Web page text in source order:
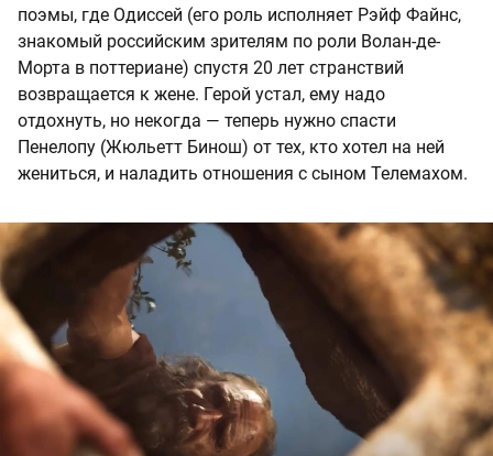
поэмы, где Одиссей (его роль исполняет Рэйф Файнс,
знакомый российским зрителям по роли Волан-де-
Морта в поттериане) спустя 20 лет странствий
возвращается к жене. Герой устал, ему надо
отдохнуть, но некогда — теперь нужно спасти
Пенелопу (Жюльетт Бинош) от тех, кто хотел на ней
жениться, и наладить отношения с сыном Телемахом.